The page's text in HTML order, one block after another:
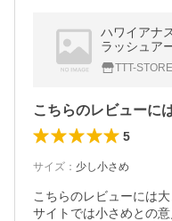
ハワイアナ
ラッシュア
ル(単品購入
-4】TTT-STORE
5
サイズ ： 少し小さめ
こちらのレビューには
サイトでは小さめとの